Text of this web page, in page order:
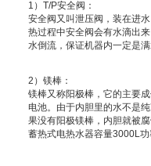
1 ） T/P安全阀：
安全阀又叫泄压阀 ，装在进
热过程中安全阀会有水滴出
水倒流，保证机器内一定是
2 ） 镁棒：
镁棒又称阳极棒 ，它的主要
电池。由于内胆里的水不是
果没有阳极镁棒，内胆就被
蓄热式电热水器容量3000L